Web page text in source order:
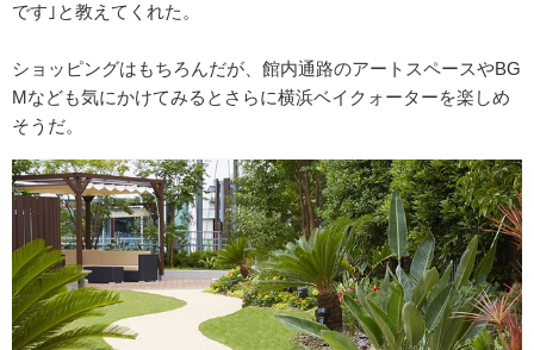
です｣と教えてくれた。
ショッピングはもちろんだが、館内通路のアートスペースやBG
Mなども気にかけてみるとさらに横浜ベイクォーターを楽しめ
そうだ。